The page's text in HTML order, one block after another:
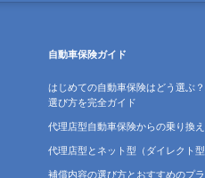
自動車保険ガイド
はじめての自動車保険はどう選ぶ
選び方を完全ガイド
代理店型自動車保険からの乗り換
代理店型とネット型（ダイレクト
補償内容の選び方とおすすめのプ